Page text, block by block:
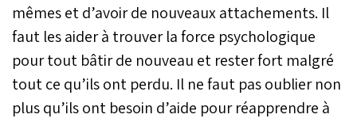
mêmes et d’avoir de nouveaux attachements. Il
faut les aider à trouver la force psychologique
pour tout bâtir de nouveau et rester fort malgré
tout ce qu’ils ont perdu. Il ne faut pas oublier non
plus qu’ils ont besoin d’aide pour réapprendre à